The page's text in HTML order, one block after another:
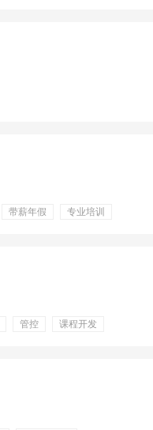
带薪年假
专业培训
管控
课程开发